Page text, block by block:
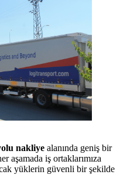
nakliye alanında geniş bir
aşamada iş ortaklarımıza
yüklerin güvenli bir şekilde